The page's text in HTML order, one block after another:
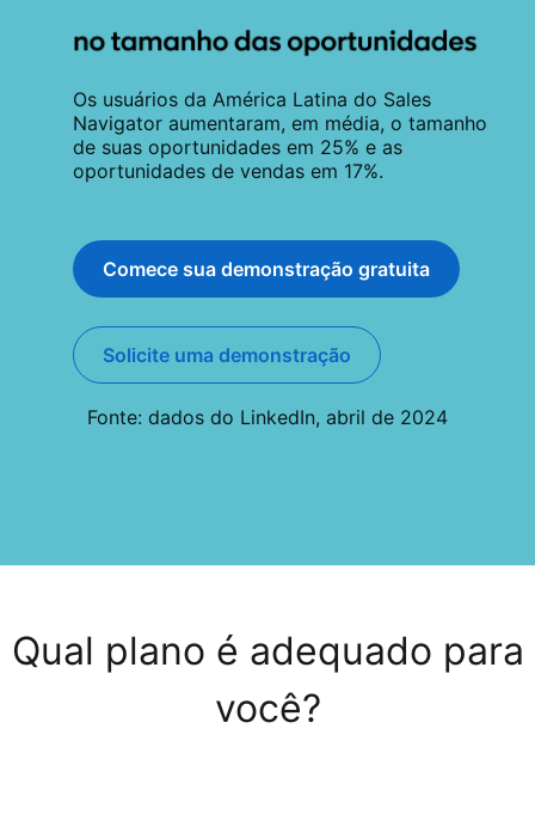
Os usuários da América Latina do Sales
Navigator aumentaram, em média, o tamanho
de suas oportunidades em 25% e as
oportunidades de vendas em 17%.
Comece sua demonstração gratuita
opens in a new tab
Solicite uma demonstração
Fonte: dados do LinkedIn, abril de 2024
Qual plano é adequado para
você?